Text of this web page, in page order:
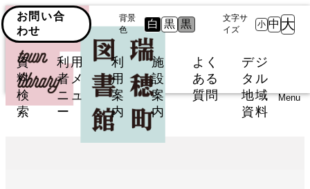
お問い合
わせ
背景
色
白 黒 黒
文字サ
イズ
小 中 大
資
料
検
索
利用
者メ
ニュ
ー
利
用
案
内
施
設
案
内
よく
ある
質問
デジ
タル
地域
資料
Menu